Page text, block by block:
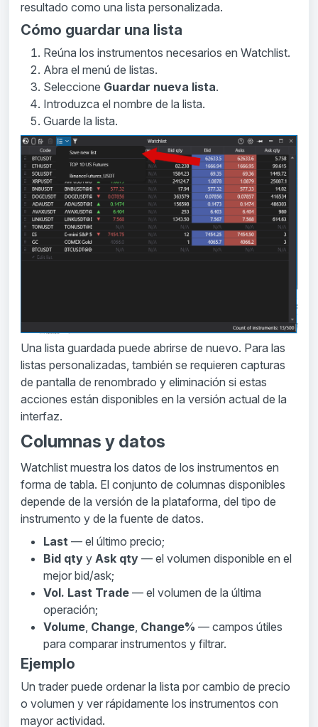
resultado como una lista personalizada.
Cómo guardar una lista
Reúna los instrumentos necesarios en Watchlist.
Abra el menú de listas.
Seleccione Guardar nueva lista.
Introduzca el nombre de la lista.
Guarde la lista.
Una lista guardada puede abrirse de nuevo. Para las
listas personalizadas, también se requieren capturas
de pantalla de renombrado y eliminación si estas
acciones están disponibles en la versión actual de la
interfaz.
Columnas y datos
Watchlist muestra los datos de los instrumentos en
forma de tabla. El conjunto de columnas disponibles
depende de la versión de la plataforma, del tipo de
instrumento y de la fuente de datos.
Last — el último precio;
Bid qty y Ask qty — el volumen disponible en el
mejor bid/ask;
Vol. Last Trade — el volumen de la última
operación;
Volume Change Change% — campos útiles
para comparar instrumentos y filtrar.
Ejemplo
Un trader puede ordenar la lista por cambio de precio
o volumen y ver rápidamente los instrumentos con
mayor actividad.